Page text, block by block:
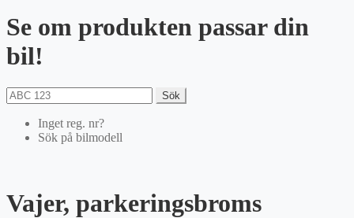
Se om produkten passar din
bil!
Sök
Inget reg. nr?
Sök på bilmodell
Vajer, parkeringsbroms